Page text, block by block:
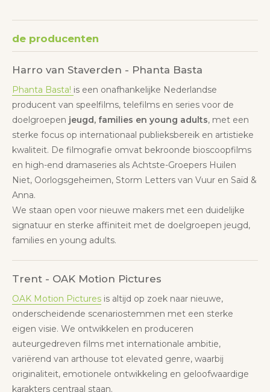
de producenten
Harro van Staverden - Phanta Basta
Phanta Basta! is een onafhankelijke Nederlandse
producent van speelfilms, telefilms en series voor de
doelgroepen jeugd, families en young adults, met een
sterke focus op internationaal publieksbereik en artistieke
kwaliteit. De filmografie omvat bekroonde bioscoopfilms
en high-end dramaseries als Achtste-Groepers Huilen
Niet, Oorlogsgeheimen, Storm Letters van Vuur en Saïd &
Anna.
We staan open voor nieuwe makers met een duidelijke
signatuur en sterke affiniteit met de doelgroepen jeugd,
families en young adults.
Trent - OAK Motion Pictures
OAK Motion Pictures is altijd op zoek naar nieuwe,
onderscheidende scenariostemmen met een sterke
eigen visie. We ontwikkelen en produceren
auteurgedreven films met internationale ambitie,
variërend van arthouse tot elevated genre, waarbij
originaliteit, emotionele ontwikkeling en geloofwaardige
karakters centraal staan.